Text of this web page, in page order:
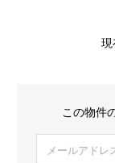
現
この物件